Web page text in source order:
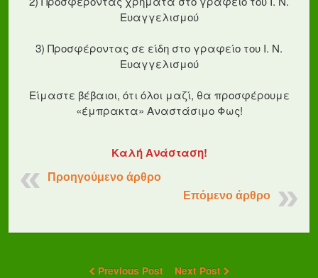
Ευαγγελισμού
3) Προσφέροντας σε είδη στο γραφείο του Ι. Ν.
Ευαγγελισμού
Είμαστε βέβαιοι, ότι όλοι μαζί, θα προσφέρουμε
«έμπρακτα» Αναστάσιμο Φως!
Καλή Ανάσταση!
Προηγούμενο άρθρο
Επόμενο άρθρο
Previous Post Next Post